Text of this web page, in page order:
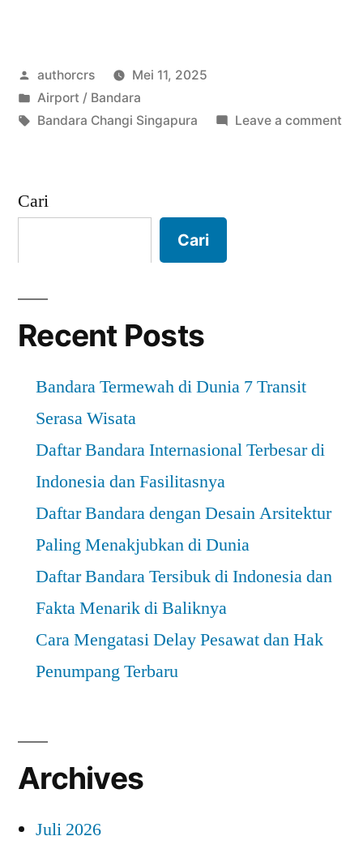
Bandara
dengan
Posted
by
authorcrs
Mei 11, 2025
Posted
in
Airport / Bandara
Tags:
Bandara Changi Singapura Leave a commenton
Cari
Cari
Recent Posts
Bandara Termewah di Dunia 7 Transit
Serasa Wisata
Daftar Bandara Internasional Terbesar di
Indonesia dan Fasilitasnya
Daftar Bandara dengan Desain Arsitektur
Paling Menakjubkan di Dunia
Daftar Bandara Tersibuk di Indonesia dan
Fakta Menarik di Baliknya
Cara Mengatasi Delay Pesawat dan Hak
Penumpang Terbaru
Archives
Juli 2026